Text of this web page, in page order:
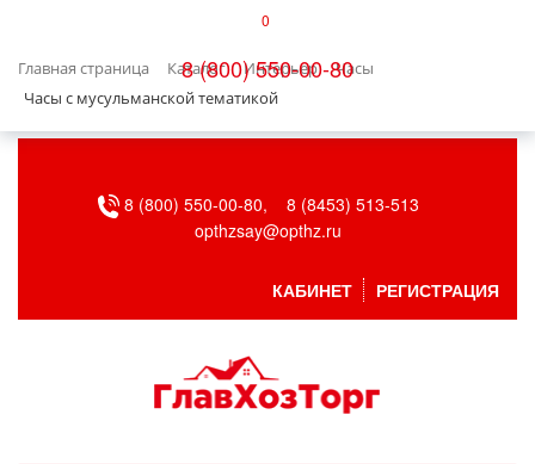
0
8 (800) 550-00-80
Главная страница Каталог Интерьер
Часы
Часы с мусульманской тематикой
БЫТОВАЯ ТЕХНИКА
ВЕНТИЛЯЦИЯ
ДАЧА, САД И ОГОРОД
8 (800) 550-00-80,
8 (8453) 513-513
opthzsay@opthz.ru
КАБИНЕТ РЕГИСТРАЦИЯ